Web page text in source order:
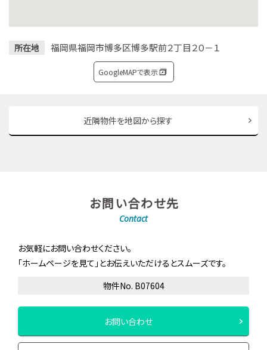
所在地 福岡県福岡市博多区博多駅前２丁目２０－１
GoogleMAPで表示
近隣物件を地図から探す
お問い合わせ先
Contact
お気軽にお問い合わせください。
「ホームページを見て」とお伝えいただけるとスムーズです。
物件No. B07604
お問い合わせ